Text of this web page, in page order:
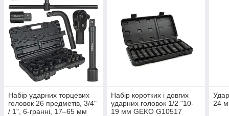
Набір ударних торцевих
головок 26 предметів, 3/4"
/ 1", 6-гранні, 17–65 мм
Набір коротких і довгих
ударних головок 1/2 "10-
19 мм GEKO G10517
24